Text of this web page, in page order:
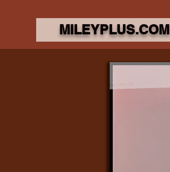
MILEYPLUS.COM